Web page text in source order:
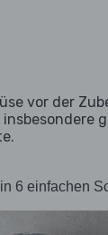
vor der
6 einfachen